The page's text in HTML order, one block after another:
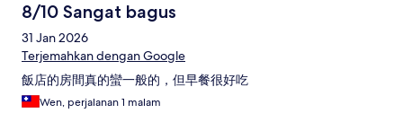
8/10 Sangat bagus
31 Jan 2026
Terjemahkan dengan Google
飯店的房間真的蠻一般的，但早餐很好吃
Wen, perjalanan 1 malam